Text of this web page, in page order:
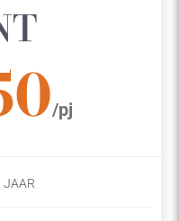
/pj
JAAR